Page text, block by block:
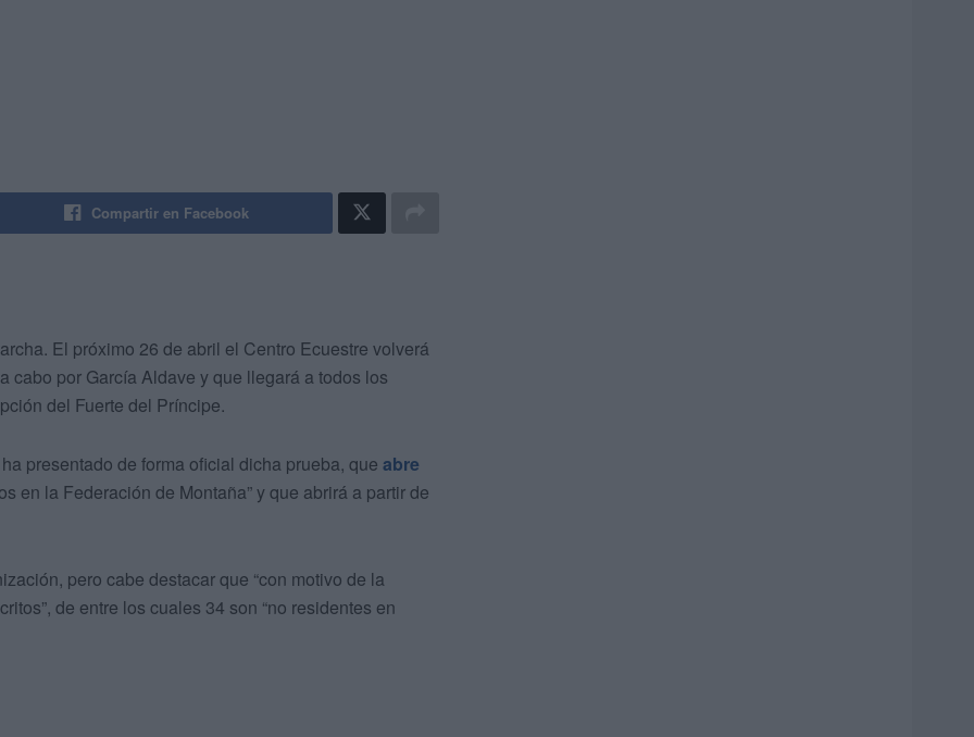
Compartir en Facebook
El próximo 26 de abril el Centro Ecuestre volverá
cabo por García Aldave y que llegará a todos los
del Fuerte del Príncipe.
presentado de forma oficial dicha prueba, que abre
en la Federación de Montaña” y que abrirá a partir de
pero cabe destacar que “con motivo de la
de entre los cuales 34 son “no residentes en